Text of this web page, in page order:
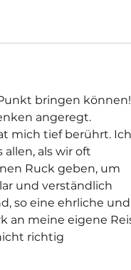
bringen können!
angeregt.
mich tief berührt. Ich
als wir oft
Ruck geben, um
und verständlich
so eine ehrliche und
an meine eigene
richtig